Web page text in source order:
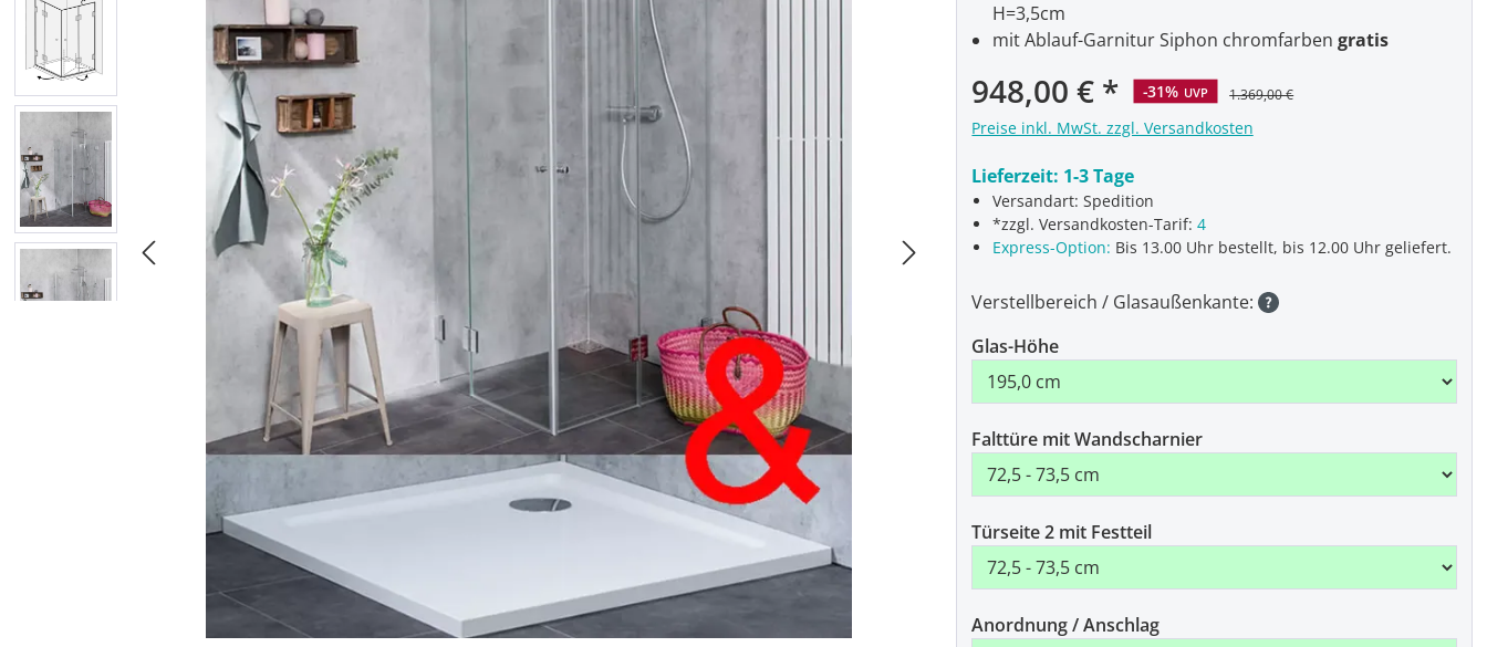
948,00 € -31% UVP 1.369,00 €
Preise inkl. MwSt. zzgl. Versandkosten
Lieferzeit: 1-3 Tage
Versandart: Spedition
*zzgl. Versandkosten-Tarif:4
Express-Option: Bis 13.00 Uhr bestellt, bis 12.00 Uhr geliefert.
H=3,5cm
mit Ablauf-Garnitur Siphon chromfarbengratis
Verstellbereich / Glasaußenkante:
Glas-Höhe
Falttüre mit Wandscharnier
Türseite 2 mit Festteil
Anordnung / Anschlag